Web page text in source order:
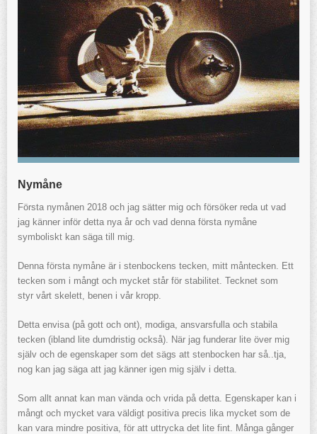
Nymåne
Första nymånen 2018 och jag sätter mig och försöker reda ut vad
jag känner inför detta nya år och vad denna första nymåne
symboliskt kan säga till mig.
Denna första nymåne är i stenbockens tecken, mitt måntecken. Ett
tecken som i mångt och mycket står för stabilitet. Tecknet som
styr vårt skelett, benen i vår kropp.
Detta envisa (på gott och ont), modiga, ansvarsfulla och stabila
tecken (ibland lite dumdristig också). När jag funderar lite över mig
själv och de egenskaper som det sägs att stenbocken har så..tja,
nog kan jag säga att jag känner igen mig själv i detta.
Som allt annat kan man vända och vrida på detta. Egenskaper kan i
mångt och mycket vara väldigt positiva precis lika mycket som de
kan vara mindre positiva, för att uttrycka det lite fint. Många gånger